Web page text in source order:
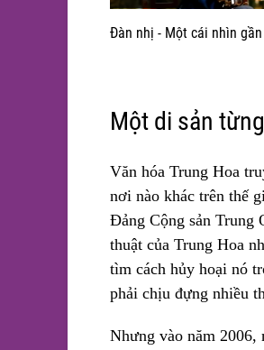
Đàn nhị - Một cái nhìn
Một di sản
Văn hóa Trung Hoa
nơi nào khác trên thế
Đảng Cộng sản Trung
thuật của Trung Hoa
tìm cách hủy hoại nó
phải chịu đựng nhiều
Nhưng vào năm 2006,